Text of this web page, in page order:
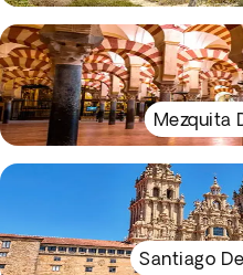
Mezquita
Santiago